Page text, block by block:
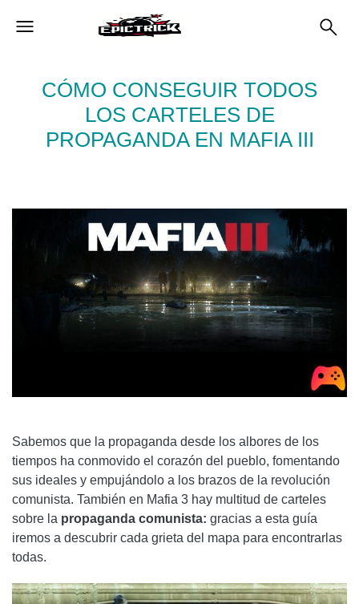
CÓMO CONSEGUIR TODOS
LOS CARTELES DE
PROPAGANDA EN MAFIA III
Sabemos que la propaganda desde los albores de los
tiempos ha conmovido el corazón del pueblo, fomentando
sus ideales y empujándolo a los brazos de la revolución
comunista. También en Mafia 3 hay multitud de carteles
sobre la propaganda comunista: gracias a esta guía
iremos a descubrir cada grieta del mapa para encontrarlas
todas.